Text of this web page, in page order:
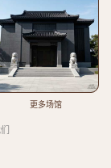
更多场馆